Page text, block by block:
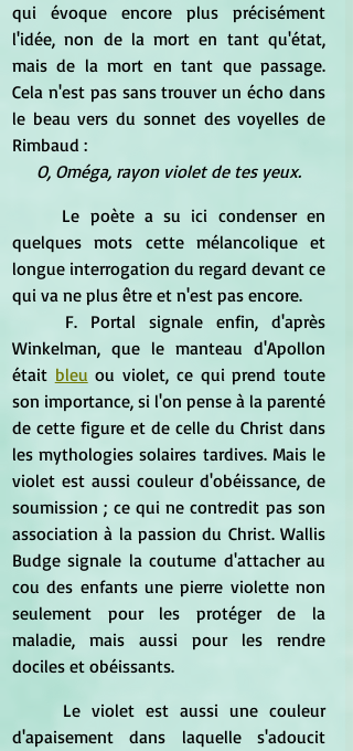
qui évoque encore plus précisément
l'idée, non de la mort en tant qu'état,
mais de la mort en tant que passage.
Cela n'est pas sans trouver un écho dans
le beau vers du sonnet des voyelles de
Rimbaud :
O, Oméga, rayon violet de tes yeux.
quelques mots cette mélancolique et
longue interrogation du regard devant ce
qui va ne plus être et n'est pas encore.
Winkelman, que le manteau d'Apollon
était bleu ou violet, ce qui prend toute
son importance, si l'on pense à la parenté
de cette figure et de celle du Christ dans
les mythologies solaires tardives. Mais le
violet est aussi couleur d'obéissance, de
soumission ; ce qui ne contredit pas son
association à la passion du Christ. Wallis
Budge signale la coutume d'attacher au
cou des enfants une pierre violette non
seulement pour les protéger de la
maladie, mais aussi pour les rendre
dociles et obéissants.
d'apaisement dans laquelle s'adoucit